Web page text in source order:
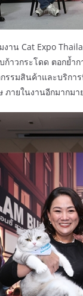
มงาน Cat Expo
าวกระโดด ตอกย้ำ
รรมสินค้าและบริกา
ภายในงานอีกมากม